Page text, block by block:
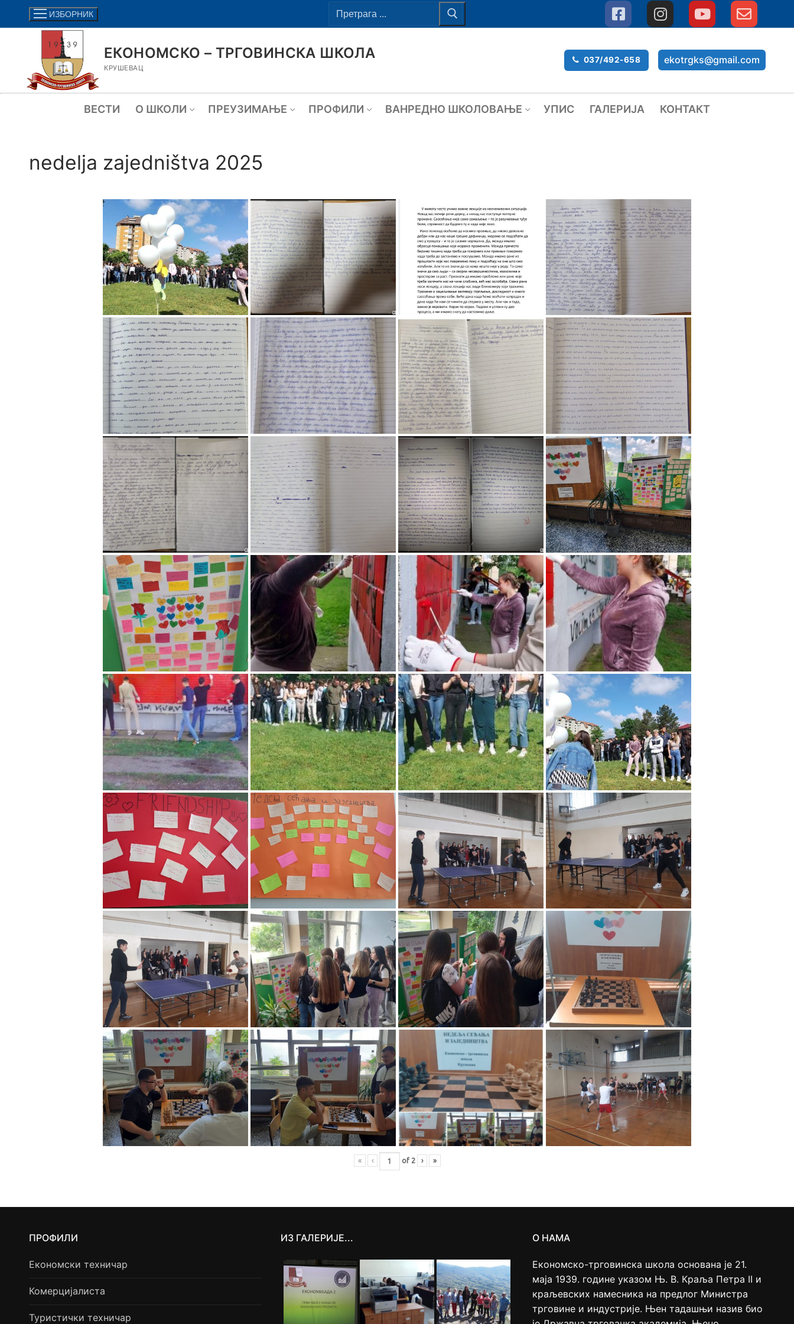
ИЗБОРНИК
ЕКОНОМСКО – ТРГОВИНСКА ШКОЛА
КРУШЕВАЦ
037/492-658 ekotrgks@gmail.com
ВЕСТИ О ШКОЛИ ПРЕУЗИМАЊЕ ПРОФИЛИ ВАНРЕДНО ШКОЛОВАЊЕ УПИС ГАЛЕРИЈА КОНТАКТ
nedelja zajedništva 2025
« ‹ of 2 › »
ПРОФИЛИ
Економски техничар
Комерцијалиста
Туристички техничар
ИЗ ГАЛЕРИЈЕ... О НАМА
Економско-трговинска школа основана је 21.
маја 1939. године указом Њ. В. Краља Петра II и
краљевских намесника на предлог Министра
трговине и индустрије. Њен тадашњи назив био